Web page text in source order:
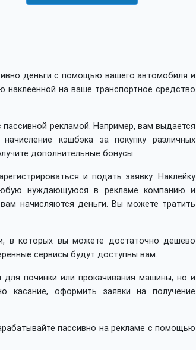
деньги с помощью вашего автомобиля и
на ваше транспортное средство
рекламой. Например, вам выдается
кэшбэка за покупку различных
дополнительные бонусы.
и подать заявку. Наклейку
нуждающуюся в рекламе компанию и
начисляются деньги. Вы можете тратить
в которых вы можете достаточно дешево
сервисы будут доступны вам.
починки или прокачивания машины, но и
касание, оформить заявки на получение
пассивно на рекламе с помощью